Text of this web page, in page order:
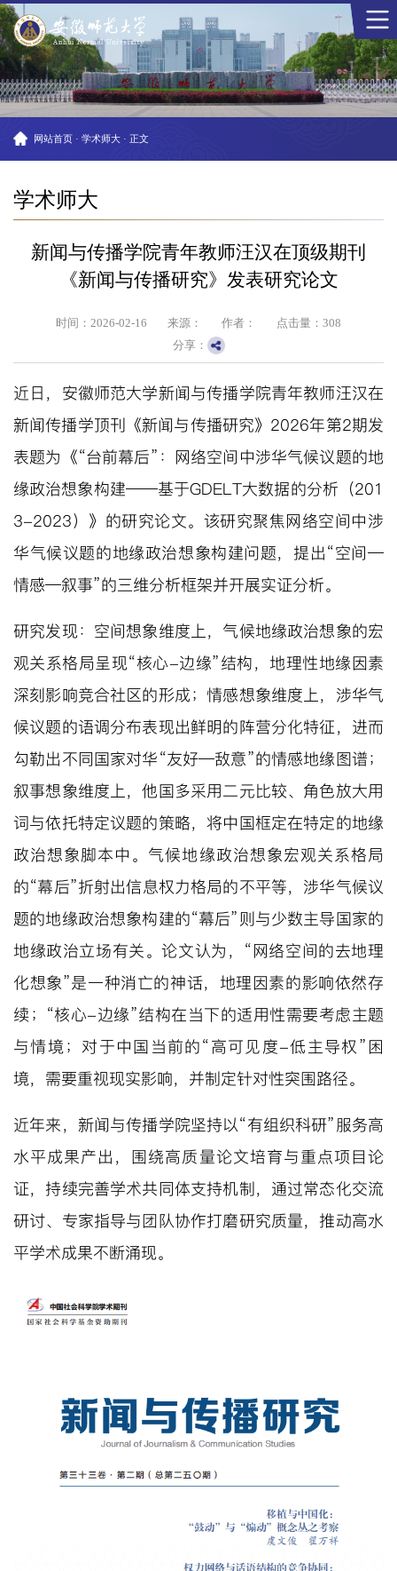
网站首页 · 学术师大 · 正文
学术师大
新闻与传播学院青年教师汪汉在顶级期刊
《新闻与传播研究》发表研究论文
时间：2026-02-16 来源： 作者： 点击量： 308
分享：
近日，安徽师范大学新闻与传播学院青年教师汪汉在
新闻传播学顶刊《新闻与传播研究》2026年第2期发
表题为《“台前幕后”：网络空间中涉华气候议题的地
缘政治想象构建——基于GDELT大数据的分析（201
3-2023）》的研究论文。该研究聚焦网络空间中涉
华气候议题的地缘政治想象构建问题，提出“空间—
情感—叙事”的三维分析框架并开展实证分析。
研究发现：空间想象维度上，气候地缘政治想象的宏
观关系格局呈现“核心-边缘”结构，地理性地缘因素
深刻影响竞合社区的形成；情感想象维度上，涉华气
候议题的语调分布表现出鲜明的阵营分化特征，进而
勾勒出不同国家对华“友好—敌意”的情感地缘图谱；
叙事想象维度上，他国多采用二元比较、角色放大用
词与依托特定议题的策略，将中国框定在特定的地缘
政治想象脚本中。气候地缘政治想象宏观关系格局
的“幕后”折射出信息权力格局的不平等，涉华气候议
题的地缘政治想象构建的“幕后”则与少数主导国家的
地缘政治立场有关。论文认为，“网络空间的去地理
化想象”是一种消亡的神话，地理因素的影响依然存
续；“核心-边缘”结构在当下的适用性需要考虑主题
与情境；对于中国当前的“高可见度-低主导权”困
境，需要重视现实影响，并制定针对性突围路径。
近年来，新闻与传播学院坚持以“有组织科研”服务高
水平成果产出，围绕高质量论文培育与重点项目论
证，持续完善学术共同体支持机制，通过常态化交流
研讨、专家指导与团队协作打磨研究质量，推动高水
平学术成果不断涌现。